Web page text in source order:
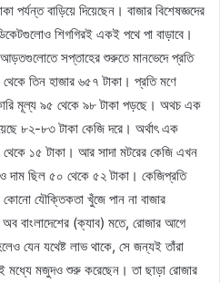
পর্যন্ত বাড়িয়ে দিয়েছেন। বাজার বিশেষজ্ঞদের
শিগগিরই একই পথে পা বাড়াবে।
আড়তগুলোতে সপ্তাহের শুরুতে মানভেদে প্রতি
তিন হাজার ৬৫৭ টাকা। প্রতি মণে
মূল্য ৯৫ থেকে ৯৮ টাকা পড়ছে। অথচ এক
৮২-৮৩ টাকা কেজি দরে। অর্থাৎ এক
থেকে ১৫ টাকা। আর সাদা মটরের কেজি এখন
ছিল ৫০ থেকে ৫২ টাকা। কেজিপ্রতি
কোনো যৌক্তিকতা খুঁজে পান না বাজার
বাংলাদেশের (ক্যাব) মতে, রোজার আগে
যেন যথেষ্ট লাভ থাকে, সে জন্যই তাঁরা
মধ্যে মজুদও শুরু করেছেন। তা ছাড়া রোজার